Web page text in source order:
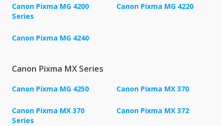
Canon Pixma MG 4200
Series
Canon Pixma MG 4220
Canon Pixma MG 4240
Canon Pixma MX Series
Canon Pixma MG 4250 Canon Pixma MX 370
Canon Pixma MX 370
Series
Canon Pixma MX 372